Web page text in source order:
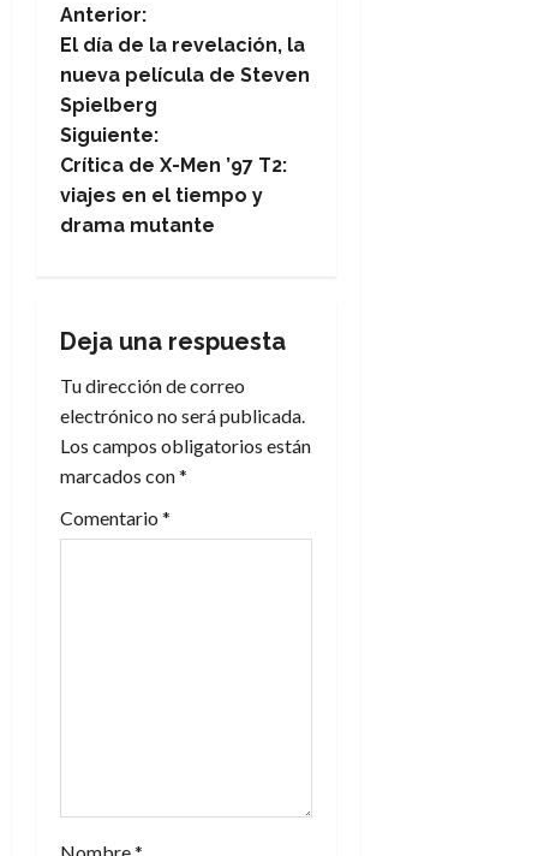
N
a
v
e
g
c
i
ó
n
d
a
Anterior:
El día de la revelación, la
nueva película de Steven
Spielberg
Siguiente:
Crítica de X-Men ’97 T2:
viajes en el tiempo y
drama mutante
Deja una respuesta
Tu dirección de correo
electrónico no será publicada.
Los campos obligatorios están
marcados con*
Comentario *
Nombre*